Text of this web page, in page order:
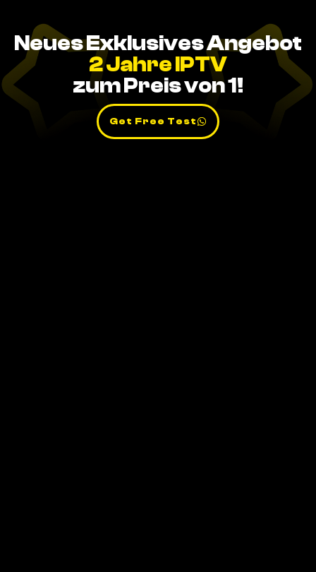
Neues Exklusives Angebot
2 Jahre IPTV
zum Preis von 1!
Get Free Test